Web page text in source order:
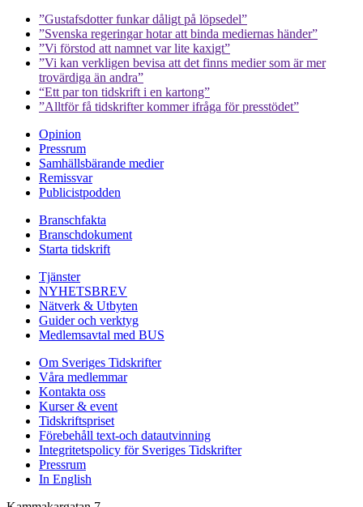
”Gustafsdotter funkar dåligt på löpsedel”
”Svenska regeringar hotar att binda mediernas händer”
”Vi förstod att namnet var lite kaxigt”
”Vi kan verkligen bevisa att det finns medier som är mer
trovärdiga än andra”
“Ett par ton tidskrift i en kartong”
”Alltför få tidskrifter kommer ifråga för presstödet”
Opinion
Pressrum
Samhällsbärande medier
Remissvar
Publicistpodden
Branschfakta
Branschdokument
Starta tidskrift
Tjänster
NYHETSBREV
Nätverk & Utbyten
Guider och verktyg
Medlemsavtal med BUS
Om Sveriges Tidskrifter
Våra medlemmar
Kontakta oss
Kurser & event
Tidskriftspriset
Förebehåll text-och datautvinning
Integritetspolicy för Sveriges Tidskrifter
Pressrum
In English